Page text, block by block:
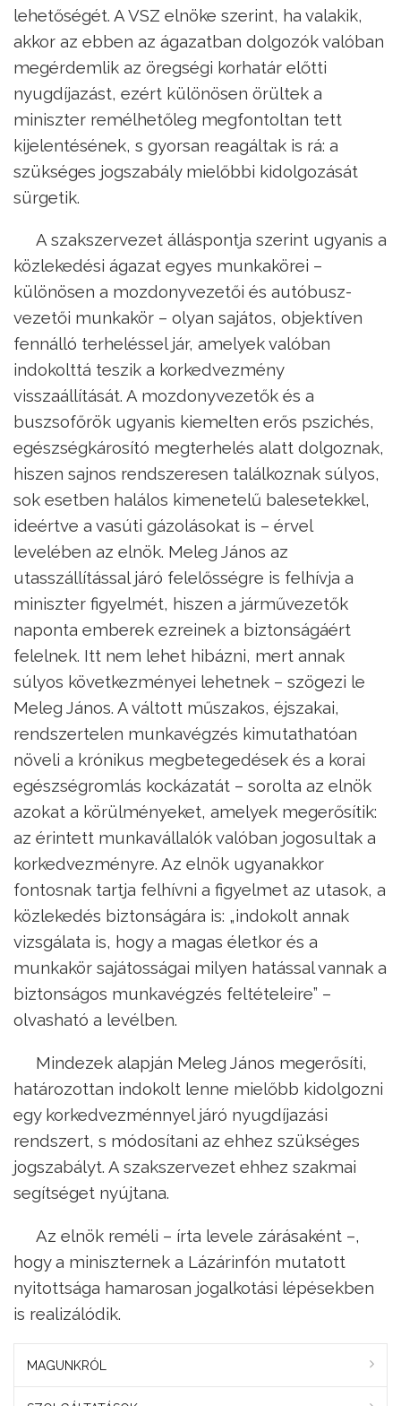
lehetőségét. A VSZ elnöke szerint, ha valakik,
akkor az ebben az ágazatban dolgozók valóban
megérdemlik az öregségi korhatár előtti
nyugdíjazást, ezért különösen örültek a
miniszter remélhetőleg megfontoltan tett
kijelentésének, s gyorsan reagáltak is rá: a
szükséges jogszabály mielőbbi kidolgozását
sürgetik.
A szakszervezet álláspontja szerint ugyanis a
közlekedési ágazat egyes munkakörei –
különösen a mozdonyvezetői és autóbusz-
vezetői munkakör – olyan sajátos, objektíven
fennálló terheléssel jár, amelyek valóban
indokolttá teszik a korkedvezmény
visszaállítását. A mozdonyvezetők és a
buszsofőrök ugyanis kiemelten erős pszichés,
egészségkárosító megterhelés alatt dolgoznak,
hiszen sajnos rendszeresen találkoznak súlyos,
sok esetben halálos kimenetelű balesetekkel,
ideértve a vasúti gázolásokat is – érvel
levelében az elnök. Meleg János az
utasszállítással járó felelősségre is felhívja a
miniszter figyelmét, hiszen a járművezetők
naponta emberek ezreinek a biztonságáért
felelnek. Itt nem lehet hibázni, mert annak
súlyos következményei lehetnek – szögezi le
Meleg János. A váltott műszakos, éjszakai,
rendszertelen munkavégzés kimutathatóan
növeli a krónikus megbetegedések és a korai
egészségromlás kockázatát – sorolta az elnök
azokat a körülményeket, amelyek megerősítik:
az érintett munkavállalók valóban jogosultak a
korkedvezményre. Az elnök ugyanakkor
fontosnak tartja felhívni a figyelmet az utasok, a
közlekedés biztonságára is: „indokolt annak
vizsgálata is, hogy a magas életkor és a
munkakör sajátosságai milyen hatással vannak a
biztonságos munkavégzés feltételeire” –
olvasható a levélben.
Mindezek alapján Meleg János megerősíti,
határozottan indokolt lenne mielőbb kidolgozni
egy korkedvezménnyel járó nyugdíjazási
rendszert, s módosítani az ehhez szükséges
jogszabályt. A szakszervezet ehhez szakmai
segítséget nyújtana.
Az elnök reméli – írta levele zárásaként –,
hogy a miniszternek a Lázárinfón mutatott
nyitottsága hamarosan jogalkotási lépésekben
is realizálódik.
MAGUNKRÓL